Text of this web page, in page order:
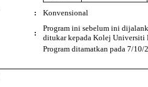
: Konvensional
:
Program ini sebelum ini
ditukar kepada Kolej Universiti
Program ditamatkan pada 7/10/